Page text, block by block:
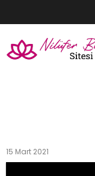
15 Mart 2021